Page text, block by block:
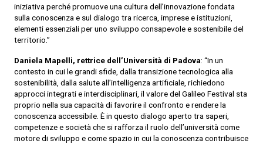
iniziativa perché promuove una cultura dell’innovazione fondata
sulla conoscenza e sul dialogo tra ricerca, imprese e istituzioni,
elementi essenziali per uno sviluppo consapevole e sostenibile del
territorio.”
Daniela Mapelli, rettrice dell’Università di Padova: “In un
contesto in cui le grandi sfide, dalla transizione tecnologica alla
sostenibilità, dalla salute all’intelligenza artificiale, richiedono
approcci integrati e interdisciplinari, il valore del Galileo Festival sta
proprio nella sua capacità di favorire il confronto e rendere la
conoscenza accessibile. È in questo dialogo aperto tra saperi,
competenze e società che si rafforza il ruolo dell’università come
motore di sviluppo e come spazio in cui la conoscenza contribuisce